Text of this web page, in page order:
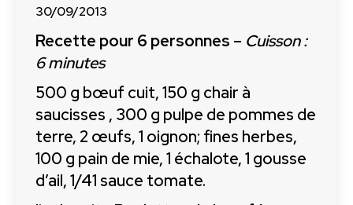
30/09/2013
Recette pour 6 personnes – Cuisson :
6 minutes
500 g bœuf cuit, 150 g chair à
saucisses , 300 g pulpe de pommes de
terre, 2 œufs, 1 oignon; fines herbes,
100 g pain de mie, 1 échalote, 1 gousse
d’ail, 1/41 sauce tomate.